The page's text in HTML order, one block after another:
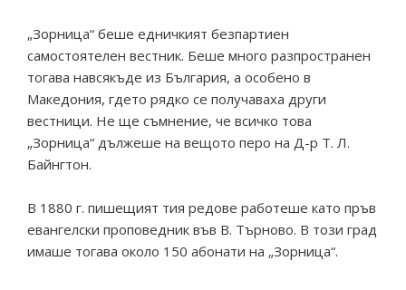
„Зорница“ беше едничкият безпартиен
самостоятелен вестник. Беше много разпространен
тогава навсякъде из България, а особено в
Македония, гдето рядко се получаваха други
вестници. Не ще съмнение, че всичко това
„Зорница“ дължеше на вещото перо на Д-р Т. Л.
Байнгтон.
В 1880 г. пишещият тия редове работеше като пръв
евангелски проповедник във В. Търново. В този град
имаше тогава около 150 абонати на „Зорница“.